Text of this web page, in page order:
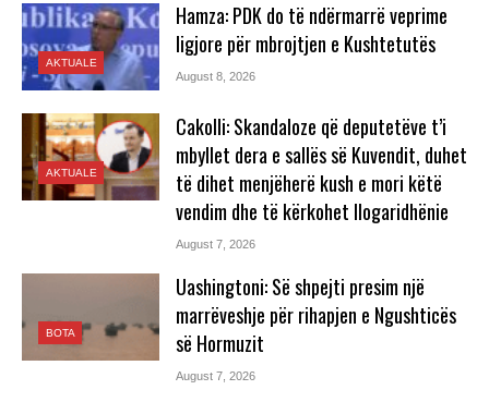
AKTUALE
Hamza: PDK do të ndërmarrë veprime
ligjore për mbrojtjen e Kushtetutës
August 8, 2026
AKTUALE
Cakolli: Skandaloze që deputetëve t’i
mbyllet dera e sallës së Kuvendit, duhet
të dihet menjëherë kush e mori këtë
vendim dhe të kërkohet llogaridhënie
August 7, 2026
BOTA
Uashingtoni: Së shpejti presim një
marrëveshje për rihapjen e Ngushticës
së Hormuzit
August 7, 2026